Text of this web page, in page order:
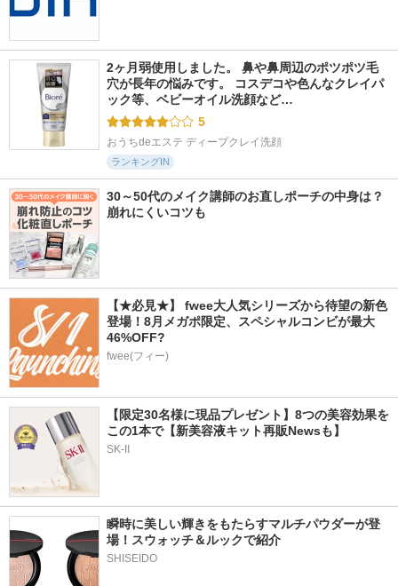
2ヶ月弱使用しました。 鼻や鼻周辺のポツポツ毛
穴が長年の悩みです。 コスデコや色んなクレイパ
ック等、ベビーオイル洗顔など…
5
おうちdeエステ ディープクレイ洗顔
ランキングIN
30～50代のメイク講師のお直しポーチの中身は？
崩れにくいコツも
【★必見★】 fwee大人気シリーズから待望の新色
登場！8月メガポ限定、スペシャルコンビが最大
46%OFF?
fwee(フィー)
【限定30名様に現品プレゼント】8つの美容効果を
この1本で【新美容液キット再販Newsも】
SK-II
瞬時に美しい輝きをもたらすマルチパウダーが登
場！スウォッチ＆ルックで紹介
SHISEIDO